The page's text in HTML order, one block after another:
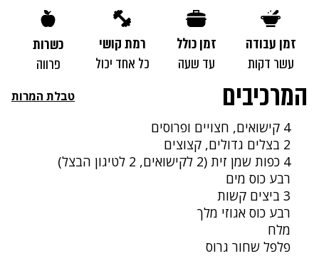
זמן עבודה
עשר דקות
זמן כולל
עד שעה
רמת קושי
כל אחד יכול
כשרות
פרווה
המרכיבים טבלת המרות
4 קישואים, חצויים ופרוסים
2 בצלים גדולים, קצוצים
4 כפות שמן זית (2 לקישואים, 2 לטיגון הבצל)
רבע כוס מים
3 ביצים קשות
רבע כוס אגוזי מלך
מלח
פלפל שחור גרוס